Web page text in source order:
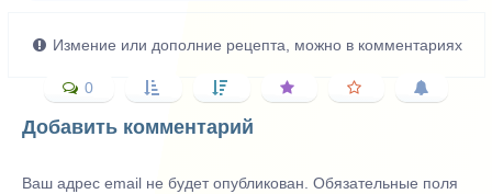
Измение или дополние рецепта, можно в комментариях
0
Добавить комментарий
Ваш адрес email не будет опубликован. Обязательные поля